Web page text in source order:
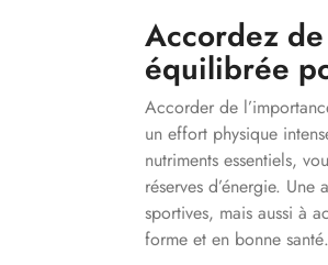
Accordez
équilibrée
Accorder de
un effort physique
nutriments essentiels,
réserves d’énergie.
sportives, mais aussi à
forme et en bonne santé.